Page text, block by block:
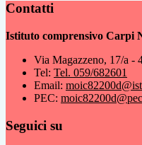
Contatti
Istituto comprensivo Carpi
Via Magazzeno, 17/a -
Tel: Tel. 059/682601
Email:
PEC:
Seguici su